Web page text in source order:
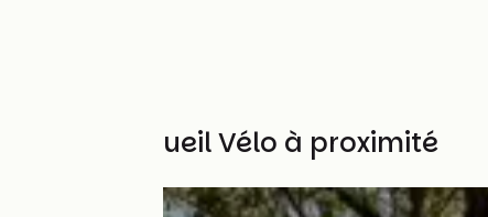
Autres Accueil Vélo à proximité